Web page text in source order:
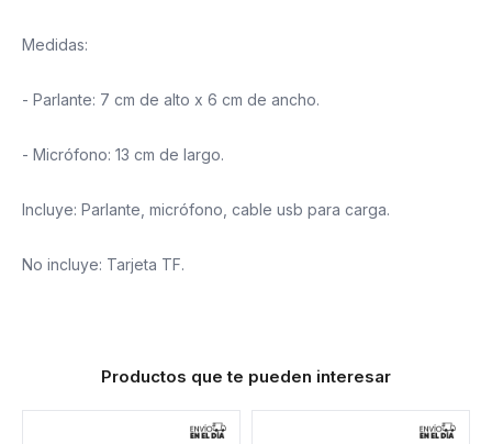
Medidas:
- Parlante: 7 cm de alto x 6 cm de ancho.
- Micrófono: 13 cm de largo.
Incluye: Parlante, micrófono, cable usb para carga.
No incluye: Tarjeta TF.
Productos que te pueden interesar